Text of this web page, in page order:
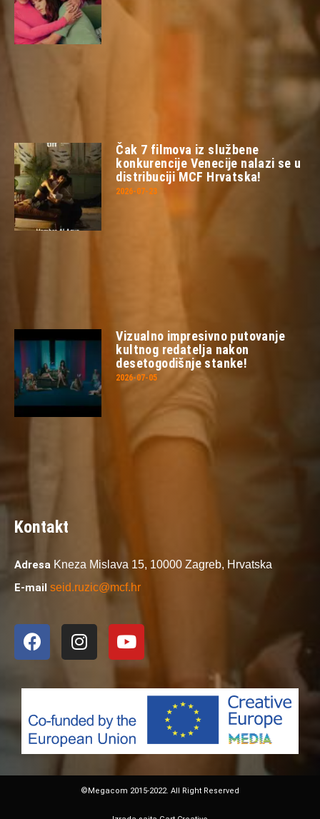
Čak 7 filmova iz službene
konkurencije Venecije nalazi se u
distribuciji MCF Hrvatska!
2026-07-23
Vizualno impresivno putovanje
kultnog redatelja nakon
desetogodišnje stanke!
2026-07-05
Kontakt
Adresa Kneza Mislava 15, 10000 Zagreb, Hrvatska
E-mail seid.ruzic@mcf.hr
©Megacom 2015-2022. All Right Reserved